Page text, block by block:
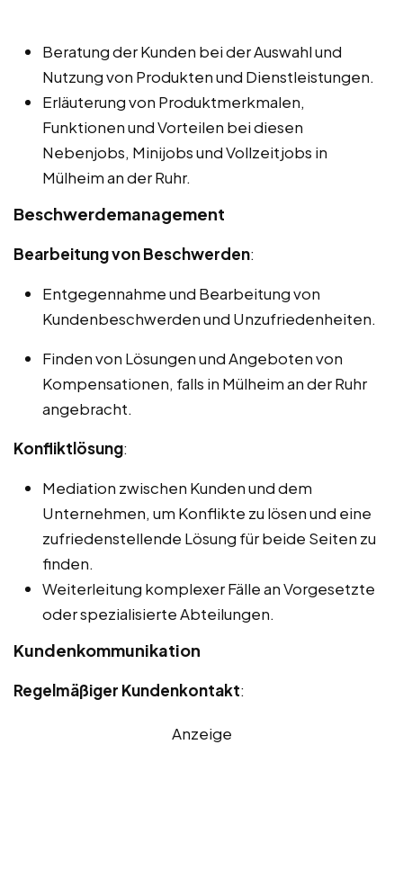
Beratung der Kunden bei der Auswahl und
Nutzung von Produkten und Dienstleistungen.
Erläuterung von Produktmerkmalen,
Funktionen und Vorteilen bei diesen
Nebenjobs, Minijobs und Vollzeitjobs in
Mülheim an der Ruhr.
Beschwerdemanagement
Bearbeitung von Beschwerden:
Entgegennahme und Bearbeitung von
Kundenbeschwerden und Unzufriedenheiten.
Finden von Lösungen und Angeboten von
Kompensationen, falls in Mülheim an der Ruhr
angebracht.
Konfliktlösung:
Mediation zwischen Kunden und dem
Unternehmen, um Konflikte zu lösen und eine
zufriedenstellende Lösung für beide Seiten zu
finden.
Weiterleitung komplexer Fälle an Vorgesetzte
oder spezialisierte Abteilungen.
Kundenkommunikation
Regelmäßiger Kundenkontakt:
Anzeige